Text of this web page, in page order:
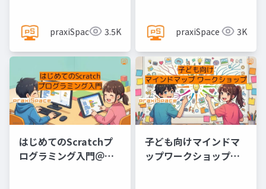
praxiSpace 3.5K praxiSpace 3K
はじめてのScratchプ
ログラミング入門＠
子ども向けマインドマ
ップワークショップ